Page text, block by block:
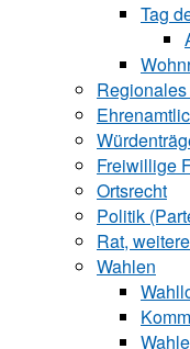
Tag
Freiwillige
Ortsrecht
Politik
Rat,
Wahlen